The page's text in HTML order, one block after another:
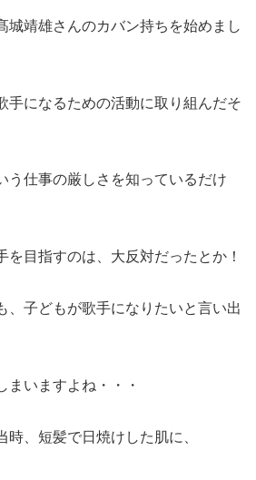
城靖雄さんのカバン持ちを始めまし
手になるための活動に取り組んだそ
う仕事の厳しさを知っているだけ
を目指すのは、大反対だったとか！
、子どもが歌手になりたいと言い出
まいますよね・・・
時、短髪で日焼けした肌に、